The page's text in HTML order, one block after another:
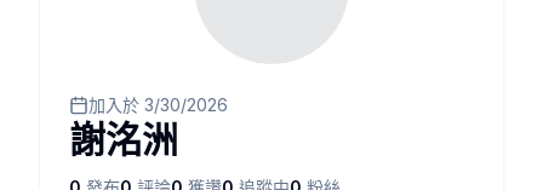
加入於 3/30/2026
謝洺洲